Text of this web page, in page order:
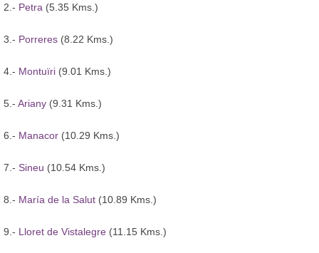
2.- Petra (5.35 Kms.)
3.- Porreres (8.22 Kms.)
4.- Montuïri (9.01 Kms.)
5.- Ariany (9.31 Kms.)
6.- Manacor (10.29 Kms.)
7.- Sineu (10.54 Kms.)
8.- María de la Salut (10.89 Kms.)
9.- Lloret de Vistalegre (11.15 Kms.)